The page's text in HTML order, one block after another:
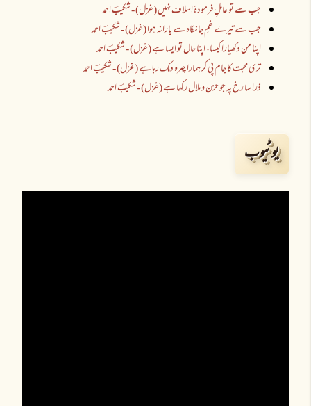
جب سے تو عاملِ فرمودۂ اسلاف نہیں (غزل) - شکیبؔ احمد
جب سے تیرے غمِ جانکاہ سے یارانہ ہوا (غزل) - شکیبؔ احمد
اپنا من دکھیارا کیسا، اپنا حال تو ایسا ہے (غزل) - شکیبؔ احمد
تری محبت کا جام پی کر ہمارا چہرہ دمک رہا ہے (غزل) - شکیبؔ احمد
ذرا سا رخ پہ جو حزن و ملال رکھا ہے (غزل) - شکیبؔ احمد
یوٹیوب